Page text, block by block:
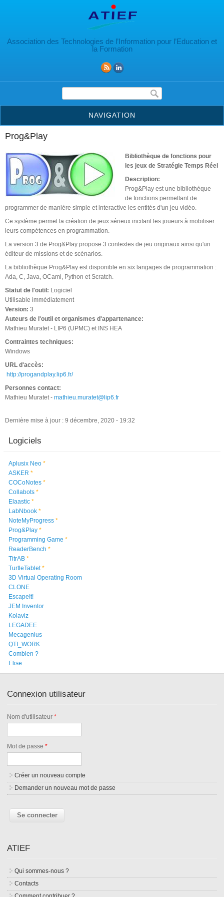
Association des Technologies de l’Information pour l’Education et
la Formation
Formulaire de recherche
NAVIGATION
Prog&Play
Bibliothèque de fonctions pour
les jeux de Stratégie Temps Réel
Description:
Prog&Play est une bibliothèque
de fonctions permettant de
programmer de manière simple et interactive les entités d'un jeu vidéo.
Ce système permet la création de jeux sérieux incitant les joueurs à mobiliser
leurs compétences en programmation.
La version 3 de Prog&Play propose 3 contextes de jeu originaux ainsi qu'un
éditeur de missions et de scénarios.
La bibliothèque Prog&Play est disponible en six langages de programmation :
Ada, C, Java, OCaml, Python et Scratch.
Statut de l'outil: Logiciel
Utilisable immédiatement
Version: 3
Auteurs de l'outil et organismes d'appartenance:
Mathieu Muratet - LIP6 (UPMC) et INS HEA
Contraintes techniques:
Windows
URL d'accès:
http://progandplay.lip6.fr/
Personnes contact:
Mathieu Muratet - mathieu.muratet@lip6.fr
Dernière mise à jour : 9 décembre, 2020 - 19:32
Logiciels
Aplusix Neo *
ASKER *
COCoNotes *
Collabots *
Elaastic *
LabNbook *
NoteMyProgress *
Prog&Play *
Programming Game *
ReaderBench *
TitrAB *
TurtleTablet *
3D Virtual Operating Room
CLONE
EscapeIt!
JEM Inventor
Kolaviz
LEGADEE
Mecagenius
QTI_WORK
Combien ?
Elise
Connexion utilisateur
Nom d'utilisateur*
Mot de passe*
Créer un nouveau compte
Demander un nouveau mot de passe
ATIEF
Qui sommes-nous ?
Contacts